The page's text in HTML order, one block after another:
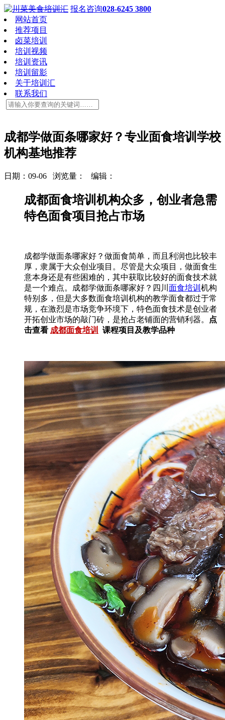
报名咨询028-6245 3800
网站首页
推荐项目
卤菜培训
培训视频
培训资讯
培训留影
关于培训汇
联系我们
成都学做面条哪家好？专业面食培训学校
机构基地推荐
日期：09-06 浏览量： 编辑：
成都面食培训机构众多，创业者急需
特色面食项目抢占市场
成都学做面条哪家好？做面食简单，而且利润也比较丰
厚，隶属于大众创业项目。尽管是大众项目，做面食生
意本身还是有些困难的，其中获取比较好的面食技术就
是一个难点。成都学做面条哪家好？四川 面食培训 机构
特别多，但是大多数面食培训机构的教学面食都过于常
规，在激烈是市场竞争环境下，特色面食技术是创业者
开拓创业市场的敲门砖，是抢占老铺面的营销利器。
点
击查看 成都面食培训 课程项目及教学品种